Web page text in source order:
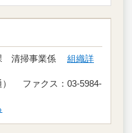
清掃事業係 組織詳
） ファクス：03-5984-